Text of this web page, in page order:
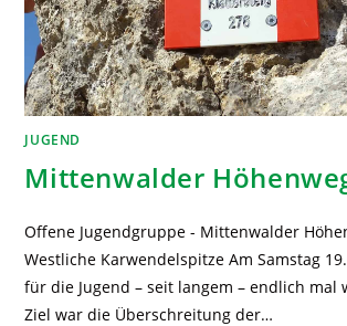
JUGEND
Mittenwalder
Offene Jugendgruppe - Mittenwalder
Westliche Karwendelspitze Am Samstag
für die Jugend – seit langem – endlich mal
Ziel war die Überschreitung der…